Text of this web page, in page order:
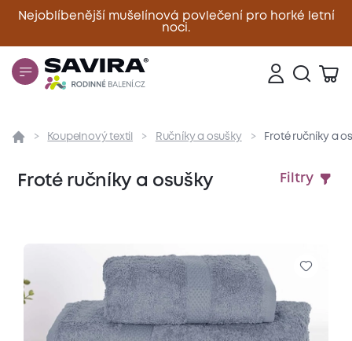
Nejoblíbenější mušelínová povlečení pro horké letní
noci.
Zavřít
Koupelnový textil Ručníky a osušky Froté ručníky a
Froté ručníky a osušky Filtry